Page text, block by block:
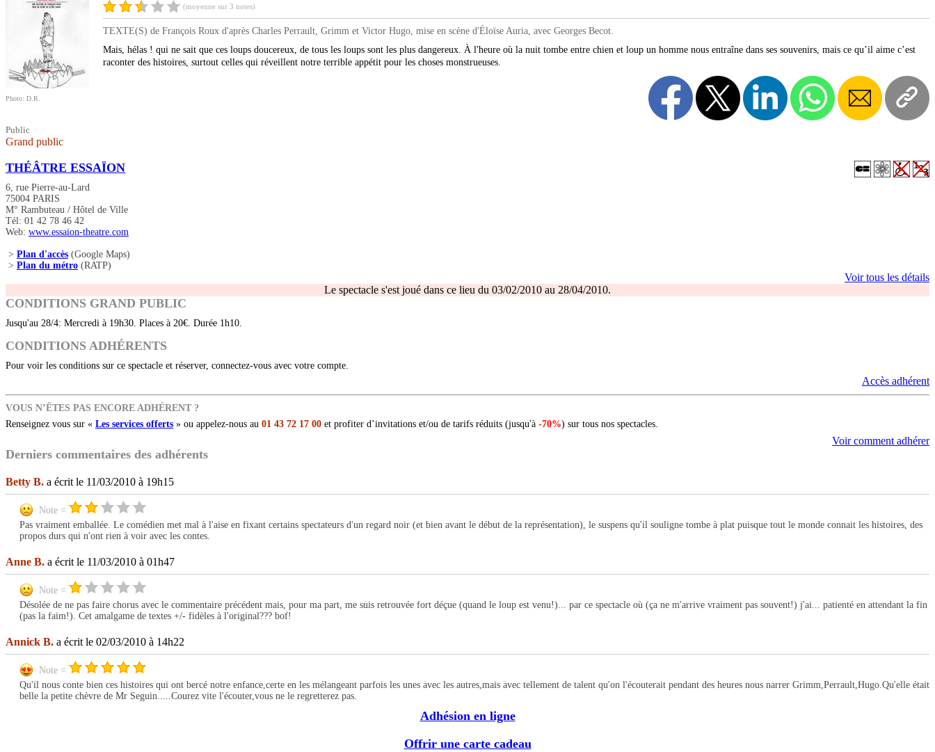
Photo: D.R.
Public
Grand public
(moyenne sur 3 notes)
TEXTE(S) de François Roux d'après Charles Perrault, Grimm et Victor Hugo, mise en scène d'Éloïse Auria, avec Georges Becot.
Mais, hélas ! qui ne sait que ces loups doucereux, de tous les loups sont les plus dangereux. À l'heure où la nuit tombe entre chien et loup un homme nous entraîne dans ses souvenirs, mais ce qu’il aime c’est
raconter des histoires, surtout celles qui réveillent notre terrible appétit pour les choses monstrueuses.
THÉÂTRE ESSAÏON
6, rue Pierre-au-Lard
75004 PARIS
M° Rambuteau / Hôtel de Ville
Tél: 01 42 78 46 42
Web: www.essaion-theatre.com
> Plan d'accès (Google Maps)
> Plan du métro (RATP)
Voir tous les détails
Le spectacle s'est joué dans ce lieu du 03/02/2010 au 28/04/2010.
CONDITIONS GRAND PUBLIC
Jusqu'au 28/4: Mercredi à 19h30. Places à 20€. Durée 1h10.
CONDITIONS ADHÉRENTS
Pour voir les conditions sur ce spectacle et réserver, connectez-vous avec votre compte.
Accès adhérent
VOUS N’ÊTES PAS ENCORE ADHÉRENT ?
Renseignez vous sur « Les services offerts » ou appelez-nous au 01 43 72 17 00 et profiter d’invitations et/ou de tarifs réduits (jusqu'à -70%) sur tous nos spectacles.
Voir comment adhérer
Derniers commentaires des adhérents
Betty B. a écrit le 11/03/2010 à 19h15
Note =
Pas vraiment emballée. Le comédien met mal à l'aise en fixant certains spectateurs d'un regard noir (et bien avant le début de la représentation), le suspens qu'il souligne tombe à plat puisque tout le monde connait les histoires, des
propos durs qui n'ont rien à voir avec les contes.
Anne B. a écrit le 11/03/2010 à 01h47
Note =
Désolée de ne pas faire chorus avec le commentaire précédent mais, pour ma part, me suis retrouvée fort déçue (quand le loup est venu!)... par ce spectacle où (ça ne m'arrive vraiment pas souvent!) j'ai... patienté en attendant la fin
(pas la faim!). Cet amalgame de textes +/- fidèles à l'original??? bof!
Annick B. a écrit le 02/03/2010 à 14h22
Note =
Qu'il nous conte bien ces histoires qui ont bercé notre enfance,certe en les mélangeant parfois les unes avec les autres,mais avec tellement de talent qu'on l'écouterait pendant des heures nous narrer Grimm,Perrault,Hugo.Qu'elle était
belle la petite chèvre de Mr Seguin.....Courez vite l'écouter,vous ne le regretterez pas.
Adhésion en ligne
Offrir une carte cadeau